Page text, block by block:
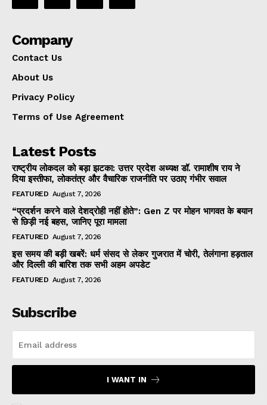
Company
Contact Us
About Us
Privacy Policy
Terms of Use Agreement
Latest Posts
राष्ट्रीय लोकदल को बड़ा झटका: उत्तर प्रदेश अध्यक्ष डॉ. रामाशीष राय ने
दिया इस्तीफा, लोकतंत्र और वैचारिक राजनीति पर उठाए गंभीर सवाल
FEATURED August 7, 2026
“प्रदर्शन करने वाले देशद्रोही नहीं होते”: Gen Z पर मोहन भागवत के बयान
से छिड़ी नई बहस, जानिए पूरा मामला
FEATURED August 7, 2026
इस समय की बड़ी खबरें: धर्म संसद से लेकर गुजरात में चोरी, तेलंगाना हड़ताल
और दिल्ली की बारिश तक सभी अहम अपडेट
FEATURED August 7, 2026
Subscribe
I WANT IN